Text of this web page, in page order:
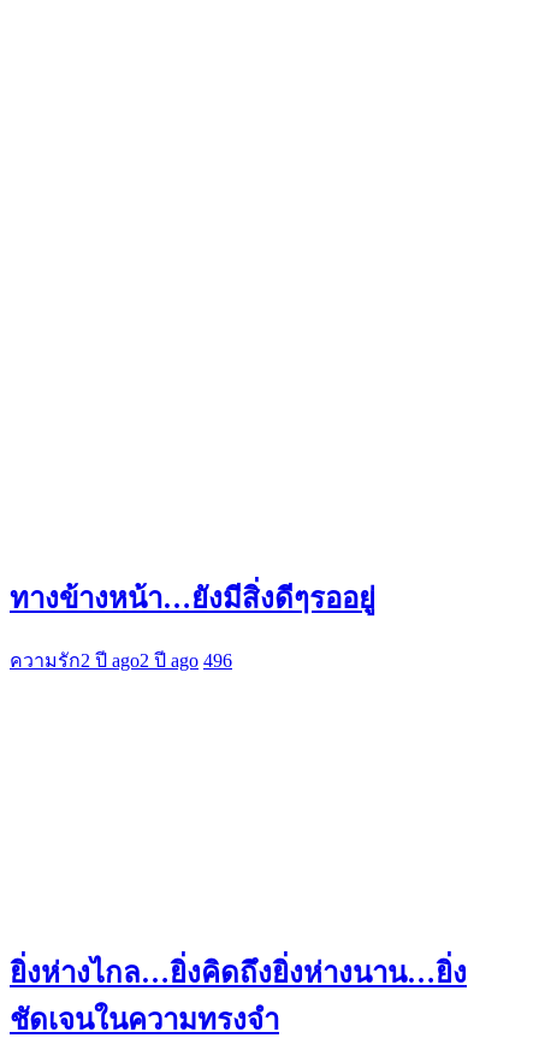
ทางข้างหน้า…ยังมีสิ่งดีๆรออยู่
ความรัก2 ปี ago2 ปี ago 496
ยิ่งห่างไกล…ยิ่งคิดถึงยิ่งห่างนาน…ยิ่ง
ชัดเจนในความทรงจำ